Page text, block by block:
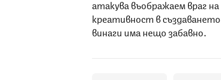
атакува въображаем враг
креативност в
винаги има нещо забавно.